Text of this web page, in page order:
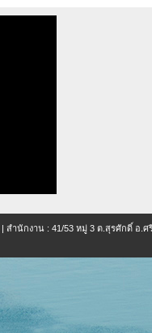
| สำนักงาน : 41/53 หมู่ 3 ต.สุรศักดิ์ อ.ศ